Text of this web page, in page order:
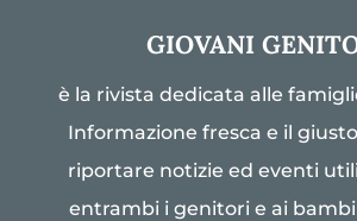
GIOVANI
è la rivista dedicata alle
Informazione fresca e il
riportare notizie ed eventi
entrambi i genitori e ai